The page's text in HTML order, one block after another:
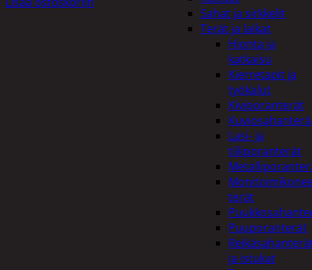
Sahat ja sirkkelit
Terät ja laikat
Hionta ja
katkaisu
Kierretapit ja
työkalut
Kiviporanterät
Kuviosahanterä
Lasi- ja
tiiliporanterät
terät
Puuporanterät
ja istukat